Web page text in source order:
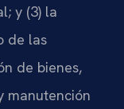
y (3) la
de las
de bienes,
manutención